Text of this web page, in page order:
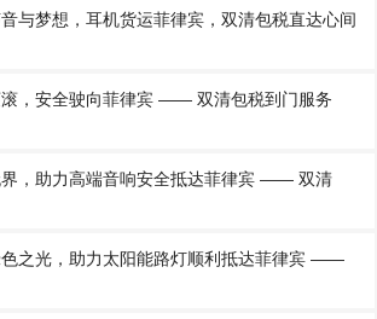
与梦想，耳机货运菲律宾，双清包税直达心间
，安全驶向菲律宾 —— 双清包税到门服务
，助力高端音响安全抵达菲律宾 —— 双清
之光，助力太阳能路灯顺利抵达菲律宾 ——